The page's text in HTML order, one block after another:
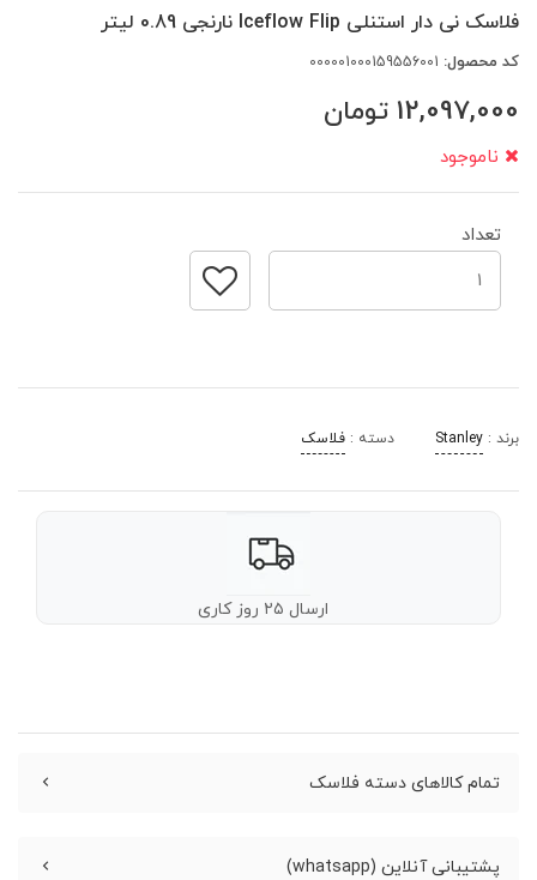
فلاسک نی دار استنلی Iceflow Flip نارنجی 0.89 لیتر
کد محصول:
12,097,000 تومان
ناموجود
تعداد
برند : Stanley دسته : فلاسک
ارسال ۲۵ روز کاری
تمام کالاهای دسته فلاسک
پشتیبانی آنلاین (whatsapp)